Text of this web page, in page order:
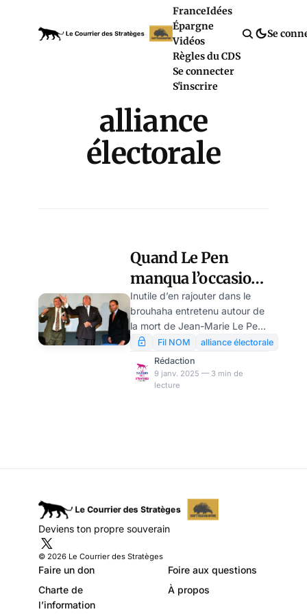
FranceIdées
Épargne
Vidéos
Règles du CDS
Se connecter
S'inscrire
Se
alliance
électorale
Quand Le Pen
manqua l’occasion
des régionales de
1998, par Yves-
Marie Adeline
Inutile d’en rajouter dans le
brouhaha entretenu autour de
la mort de Jean-Marie Le Pen.
Ce qui compte en politique,
c’est le concret, ce n’est pas
ce qu’on dit, c’est ce qu’on
fait. Le seul moment où
Fil NOM
alliance électorale
Rédaction
9 janv. 2025 — 3 min de
lecture
Deviens ton propre souverain
© 2026 Le Courrier des Stratèges
Faire un don
Foire aux questions
Charte de
l’information
À propos